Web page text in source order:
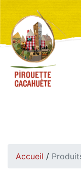
Accueil /